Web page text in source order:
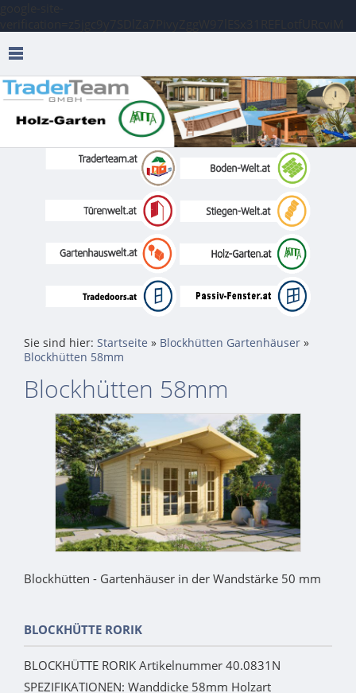
Sie sind hier: Startseite » Blockhütten Gartenhäuser »
Blockhütten 58mm
Blockhütten 58mm
Blockhütten - Gartenhäuser in der Wandstärke 50 mm
BLOCKHÜTTE RORIK
BLOCKHÜTTE RORIK Artikelnummer 40.0831N
SPEZIFIKATIONEN: Wanddicke 58mm Holzart